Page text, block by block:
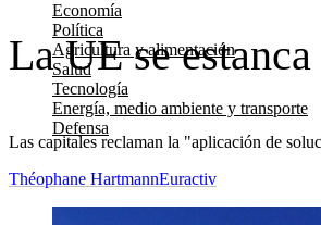
Economía
Política
Agricultura y alimentación
Salud
Tecnología
Energía, medio ambiente y transporte
Defensa
La UE se
Las capitales reclaman la "aplicación de
Théophane HartmannEuractiv